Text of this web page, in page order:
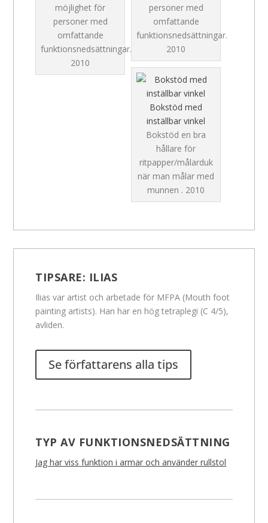
möjlighet för
personer med
omfattande
funktionsnedsättningar.
2010
personer med
omfattande
funktionsnedsättningar.
2010
Bokstöd med
inställbar vinkel
Bokstöd en bra
hållare för
ritpapper/målarduk
när man målar med
munnen . 2010
TIPSARE: ILIAS
Ilias var artist och arbetade för MFPA (Mouth foot
painting artists). Han har en hög tetraplegi (C 4/5),
avliden.
Se författarens alla tips
TYP AV FUNKTIONSNEDSÄTTNING
Jag har viss funktion i armar och använder rullstol